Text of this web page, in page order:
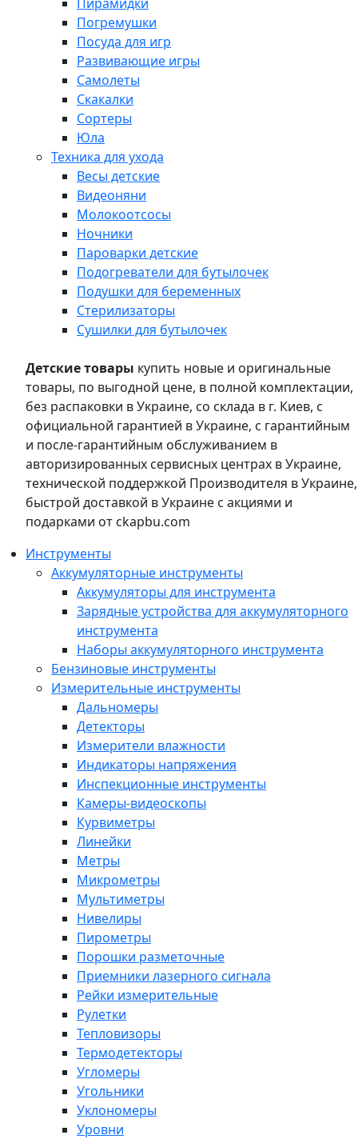
Погремушки
Посуда для игр
Развивающие игры
Самолеты
Скакалки
Сортеры
Юла
Техника для ухода
Весы детские
Видеоняни
Молокоотсосы
Ночники
Пароварки детские
Подогреватели для бутылочек
Подушки для беременных
Стерилизаторы
Сушилки для бутылочек
Детские товары купить новые и оригинальные
товары, по выгодной цене, в полной комплектации,
без распаковки в Украине, со склада в г. Киев, с
официальной гарантией в Украине, с гарантийным
и после-гарантийным обслуживанием в
авторизированных сервисных центрах в Украине,
технической поддержкой Производителя в Украине,
быстрой доставкой в Украине с акциями и
подарками от ckapbu.com
Инструменты
Аккумуляторные инструменты
Аккумуляторы для инструмента
Зарядные устройства для аккумуляторного
инструмента
Наборы аккумуляторного инструмента
Бензиновые инструменты
Измерительные инструменты
Дальномеры
Детекторы
Измерители влажности
Индикаторы напряжения
Инспекционные инструменты
Камеры-видеоскопы
Курвиметры
Линейки
Метры
Микрометры
Мультиметры
Нивелиры
Пирометры
Порошки разметочные
Приемники лазерного сигнала
Рейки измерительные
Рулетки
Тепловизоры
Термодетекторы
Угломеры
Угольники
Уклономеры
Уровни